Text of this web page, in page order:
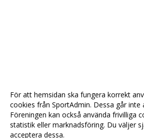
För att hemsidan ska fungera korrekt
cookies från SportAdmin. Dessa går inte
Föreningen kan också använda frivilliga
statistik eller marknadsföring. Du väljer
acceptera dessa.